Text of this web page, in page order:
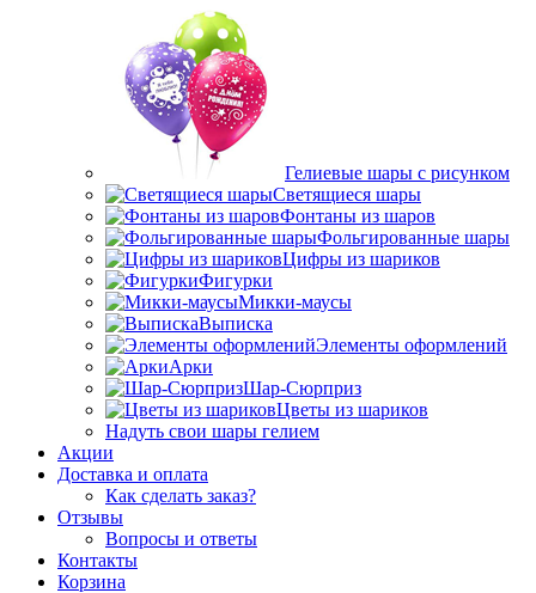
Гелиевые шары с рисунком
Светящиеся шары
Фонтаны из шаров
Фольгированные шары
Цифры из шариков
Фигурки
Микки-маусы
Выписка
Элементы оформлений
Арки
Шар-Сюрприз
Цветы из шариков
Надуть свои шары гелием
Акции
Доставка и оплата
Как сделать заказ?
Отзывы
Вопросы и ответы
Контакты
Корзина